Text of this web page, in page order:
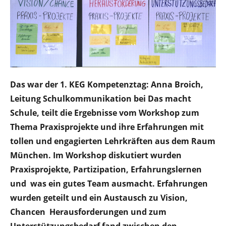
Das war der 1. KEG Kompetenztag: Anna Broich,
Leitung Schulkommunikation bei Das macht
Schule, teilt die Ergebnisse vom Workshop zum
Thema Praxisprojekte und ihre Erfahrungen mit
tollen und engagierten Lehrkräften aus dem Raum
München. Im Workshop diskutiert wurden
Praxisprojekte, Partizipation, Erfahrungslernen
und was ein gutes Team ausmacht. Erfahrungen
wurden geteilt und ein Austausch zu Vision,
Chancen Herausforderungen und zum